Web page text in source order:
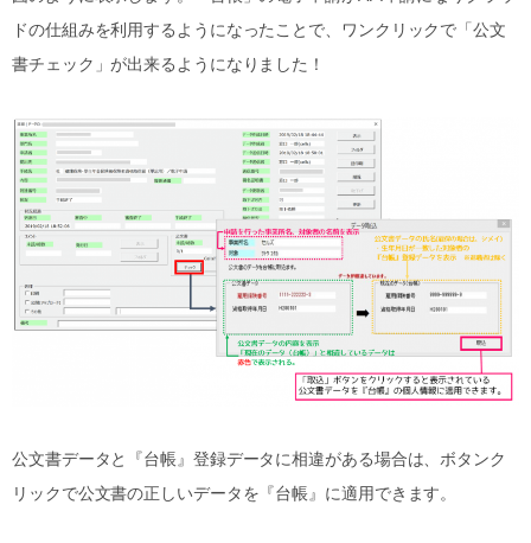
ドの仕組みを利用するようになったことで、ワンクリックで「公文
書チェック」が出来るようになりました！
公文書データと『台帳』登録データに相違がある場合は、ボタンク
リックで公文書の正しいデータを『台帳』に適用できます。